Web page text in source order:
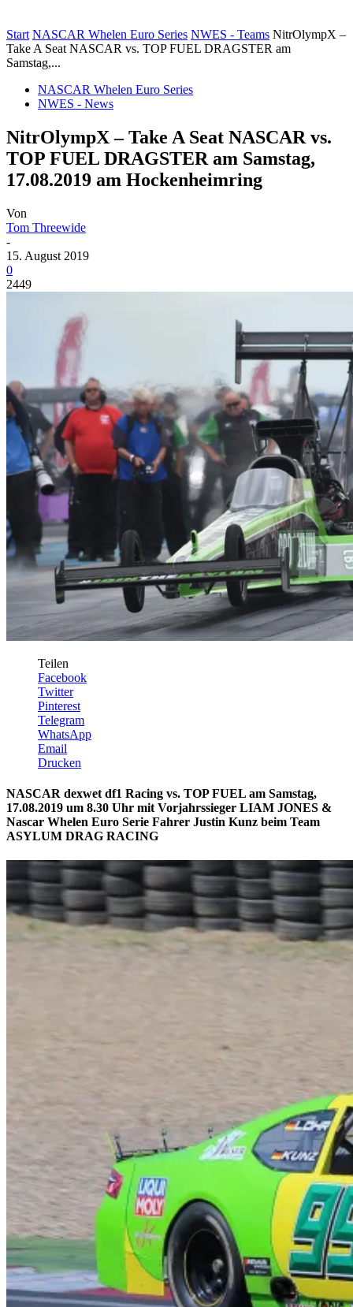
Start NASCAR Whelen Euro Series NWES - Teams NitrOlympX –
Take A Seat NASCAR vs. TOP FUEL DRAGSTER am
Samstag,...
NASCAR Whelen Euro Series
NWES - News
NitrOlympX – Take A Seat NASCAR vs.
TOP FUEL DRAGSTER am Samstag,
17.08.2019 am Hockenheimring
Von
Tom Threewide
-
15. August 2019
0
2449
Teilen
Facebook
Twitter
Pinterest
Telegram
WhatsApp
Email
Drucken
NASCAR dexwet df1 Racing vs. TOP FUEL am Samstag,
17.08.2019 um 8.30 Uhr mit Vorjahrssieger LIAM JONES &
Nascar Whelen Euro Serie Fahrer Justin Kunz beim Team
ASYLUM DRAG RACING